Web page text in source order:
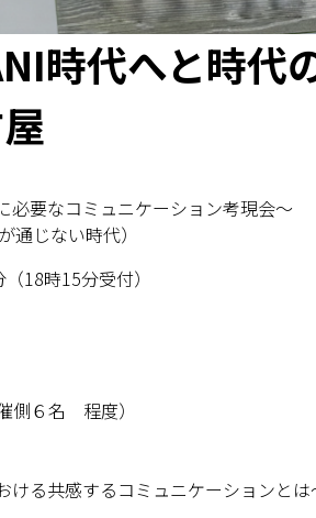
時代へと時代
必要なコミュニケーション考現会〜
通じない時代）
18時15分受付）
６名 程度）
る共感するコミュニケーションとは